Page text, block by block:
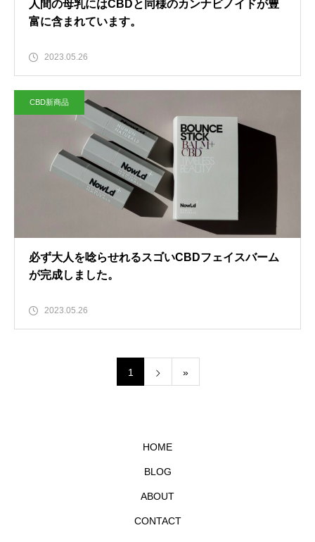
人間の母乳にはCBDと同様のカンナビノイドが豊
富に含まれています。
2023.05.26
CBD新商品
必ず大人を唸らせれるスゴいCBDフェイスバーム
が完成しました。
2023.05.26
1 »
HOME
BLOG
ABOUT
CONTACT